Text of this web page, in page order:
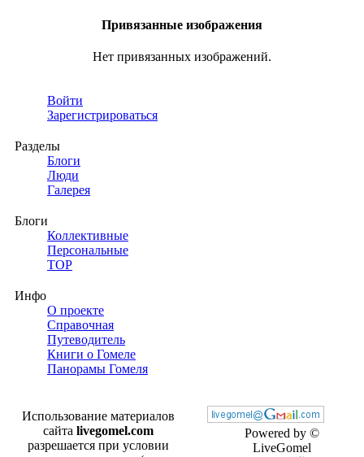
Привязанные изображения
Нет привязанных изображений.
Войти
Зарегистрироваться
Разделы
Блоги
Люди
Галерея
Блоги
Коллективные
Персональные
TOP
Инфо
О проекте
Справочная
Путеводитель
Книги о Гомеле
Панорамы Гомеля
Powered by ©
LiveGomel
Использование материалов
сайта livegomel.com
разрешается при условии